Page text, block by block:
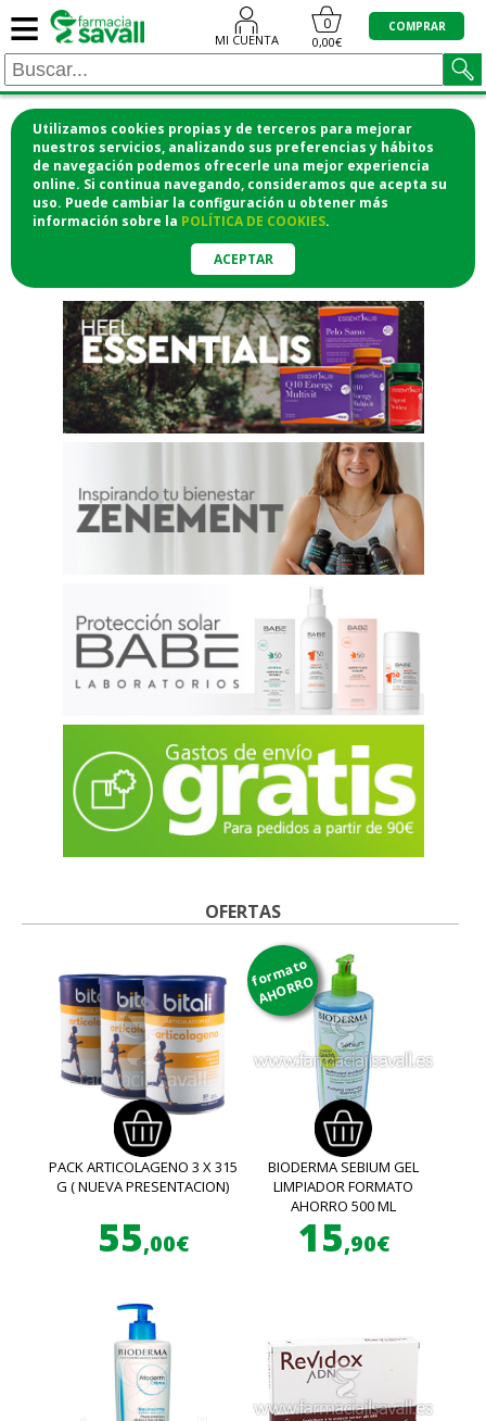
Utilizamos cookies propias y de terceros para mejorar
nuestros servicios, analizando sus preferencias y hábitos
de navegación podemos ofrecerle una mejor experiencia
online. Si continua navegando, consideramos que acepta su
uso. Puede cambiar la configuración u obtener más
información sobre la POLÍTICA DE COOKIES.
ACEPTAR
≡ MI CUENTA
0
0,00€
COMPRAR
¡COMPRA CÓMODAMENTE
DESDE CASA Y RECOGE EN LA
FARMACIA!o si lo prefieres te lo mandamos
a casa
OFERTAS
PACK ARTICOLAGENO 3 X 315
G ( NUEVA PRESENTACION)
55,00€
formato
AHORRO
BIODERMA SEBIUM GEL
LIMPIADOR FORMATO
AHORRO 500 ML
15,90€